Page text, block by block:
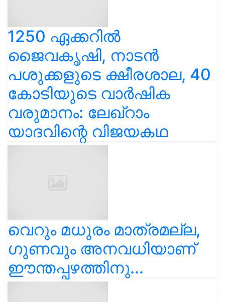
1250 ഏക്കറിൽ
ജൈവകൃഷി, നാടൻ
പശുക്കളുടെ ക്ഷീരശാല, 40
കോടിയുടെ വാർഷിക
വരുമാനം: ലേഖ്‌റാം
യാദവിന്റെ വിജയകഥ
വെറും മധുരം മാത്രമല്ല,
ഗുണവും അനവധിയാണ്
ഈന്തപ്പഴത്തിനു...